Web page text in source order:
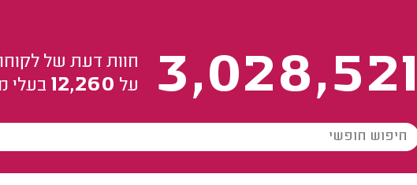
3,028,521
חוות דעת של
על 12,260 בעלי